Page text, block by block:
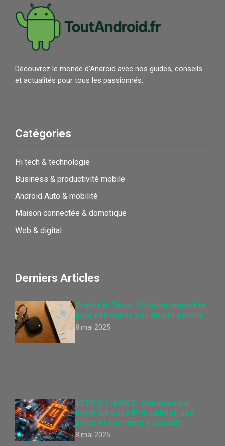
Découvrez le monde d’Android avec nos guides, conseils
et actualités pour tous les passionnés.
Catégories
Hi tech & technologie
Business & productivité mobile
Android Auto & mobilité
Maison connectée & domotique
Web & digital
Derniers Articles
Trackr.fr Tech : Solution complète
pour retrouver vos objets perdus
8 mai 2025
127.0.0.1 :49342 : Comprendre
cette adresse IP localhost, ses
ports et comment y accéder
8 mai 2025